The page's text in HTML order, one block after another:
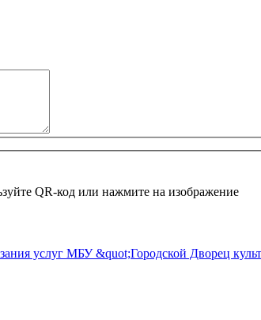
QR-код или нажмите на изображение